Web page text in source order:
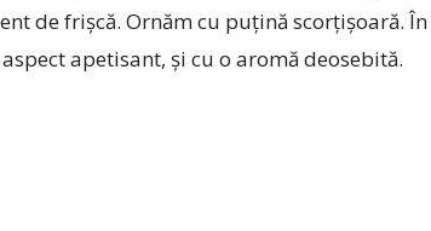
de frișcă. Ornăm cu puțină scorțișoară. În
apetisant, și cu o aromă deosebită.